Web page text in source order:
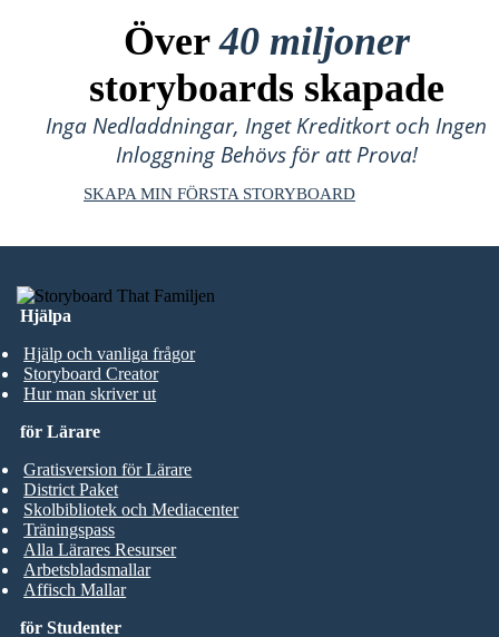
Över40 miljoner
storyboards skapade
Inga Nedladdningar, Inget Kreditkort och Ingen
Inloggning Behövs för att Prova!
SKAPA MIN FÖRSTA STORYBOARD
Hjälpa
Hjälp och vanliga frågor
Storyboard Creator
Hur man skriver ut
för Studenter
för Lärare
Gratisversion för Lärare
District Paket
Skolbibliotek och Mediacenter
Träningspass
Alla Lärares Resurser
Arbetsbladsmallar
Affisch Mallar